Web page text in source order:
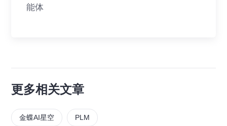
能体
更多相关文章
金蝶AI星空 PLM